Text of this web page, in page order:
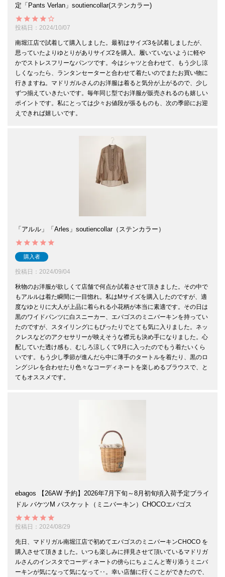
定「Pants Verlan」soutiencollar(ステンカラー)
投稿日 2024/10/07
南堀江店で試着して購入しました。最初はサイズ3を試着しましたが、
思っていたよりゆとりがありサイズ2を購入。履いていないように軽や
かでストレスフリーなパンツです。今はシャツと合わせて、もう少し涼
しくなったら、ランタンセーターと合わせて着たいのでまたお買い物に
行きますね。マドリガルさんのお洋服は着ると気分が上がるので、少し
ずつ揃えていきたいです。毎年同じ型でお洋服が販売されるのも嬉しい
ポイントです。私にとっては少々お値段が張るものも、次の季節にお迎
えできれば嬉しいです。
「アルル」「Arles」soutiencollar（ステンカラー）
購入者
投稿日 2024/09/04
秋物のお洋服が欲しくて店舗で何点か試着させて頂きました。その中で
もアルルは着た瞬間に一目惚れ。私はMサイズを購入したのですが、適
度なゆとりに大人が上品に着られる小花柄が本当に素適です。その日は
黒のワイドパンツに白スニーカー、エバゴスのミニバーキンを持ってい
たのですが、スタイリングにもぴったりでとても気に入りました。ネッ
クレスなどのアクセサリーが映えそうな襟元も決め手になりました。心
配していた透け感も、むしろ涼しくて9月に入ったのでもう着たいくら
いです。もう少し季節が進んだら中に薄手のタートルを着たり、黒のロ
ングジレを合わせたり色々なコーディネートを楽しめるブラウスで、と
ebagos 【26AW 予約】2026年7月下旬～8月初旬頃入荷予定ブライ
ドル バケツM バスケット（ミニバーキン）CHOCOエバゴス
投稿日 2024/08/29
先日、マドリガル南堀江店で初めてエバゴスのミニバーキンCHOCO を
購入させて頂きました。いつも楽しみに拝見させて頂いているマドリガ
ルさんのインスタでコーディネートの傍らにちょこんと寄り添うミニバ
ーキンが気になって気になって‥。幸い店舗に行くことができたので、